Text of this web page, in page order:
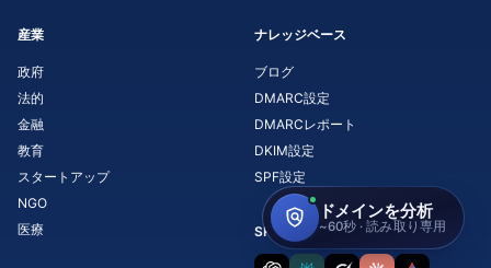
産業
政府
法的
金融
教育
スタートアップ
NGO
医療
ナレッジベース
ブログ
DMARC設定
DMARCレポート
DKIM設定
SPF設定
SKYSNAGについてAIに聞く